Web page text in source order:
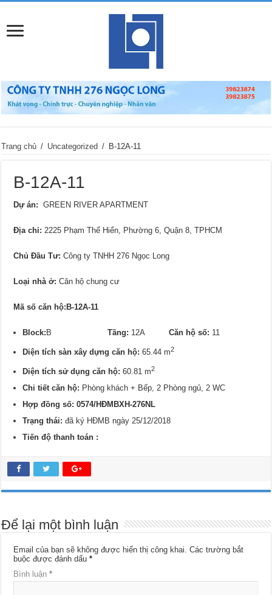
Trang chủ / Uncategorized / B-12A-11
B-12A-11
Dự án: GREEN RIVER APARTMENT
Địa chỉ: 2225 Phạm Thế Hiển, Phường 6, Quận 8, TPHCM
Chủ Đầu Tư: Công ty TNHH 276 Ngọc Long
Loại nhà ở: Căn hộ chung cư
Mã số căn hộ:B-12A-11
Block:BTầng: 12ACăn hộ số: 11
Diện tích sàn xây dựng căn hộ:65.44 m2
Diện tích sử dụng căn hộ: 60.81 m2
Chi tiết căn hộ: Phòng khách + Bếp, 2 Phòng ngủ, 2 WC
Hợp đồng số: 0574/HĐMBXH-276NL
Trạng thái:đã ký HĐMB ngày 25/12/2018
Tiến độ thanh toán :
Để lại một bình luận
Email của bạn sẽ không được hiển thị công khai. Các trường bắt
buộc được đánh dấu*
Bình luận*